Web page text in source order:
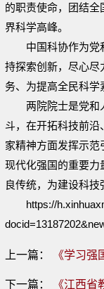
的职责使命，团结
界科学高峰。
中国科协作为党
持探索创新，尽心尽
务、为提高全民科学
两院院士是党和
斗，在开拓科技前
家精神方面发挥示范
现代化强国的重要力
良传统，为建设科技
https://
上一篇： 《学习强
下一篇： 《江西省